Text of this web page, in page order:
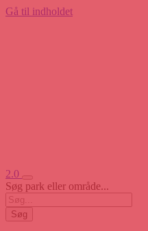
Gå til indholdet
2.0
Søg park eller område...
Søg